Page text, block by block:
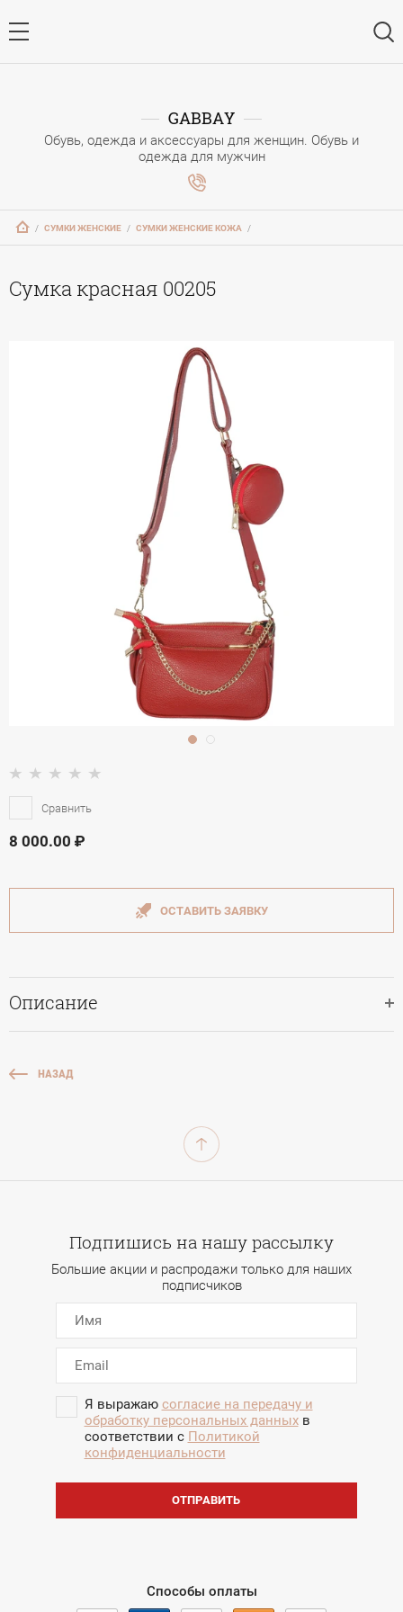
GABBAY
Обувь, одежда и аксессуары для женщин. Обувь и
одежда для мужчин
   /
СУМКИ ЖЕНСКИЕ
   /
СУМКИ ЖЕНСКИЕ КОЖА
   /
Сумка красная 00205
Сравнить
8 000.00
ОСТАВИТЬ ЗАЯВКУ
Описание
НАЗАД
Подпишись на нашу рассылку
Большие акции и распродажи только для наших
подписчиков
Я выражаю согласие на передачу и
обработку персональных данныхв
соответствии с Политикой
конфиденциальности
ОТПРАВИТЬ
Способы оплаты